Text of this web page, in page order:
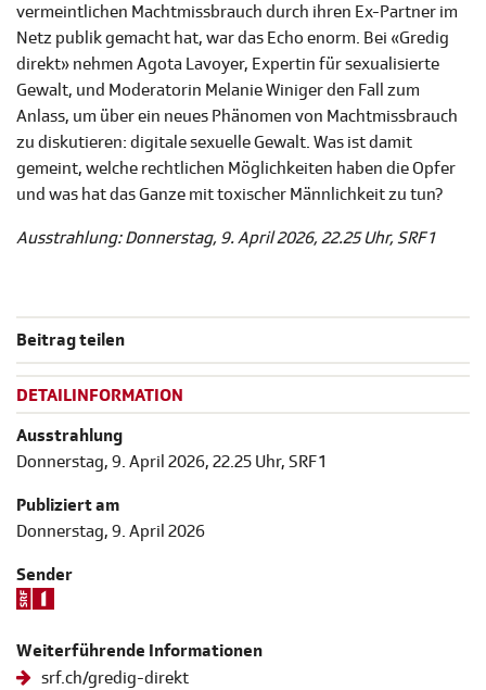
vermeintlichen Machtmissbrauch durch ihren Ex-Partner im
Netz publik gemacht hat, war das Echo enorm. Bei «Gredig
direkt» nehmen Agota Lavoyer, Expertin für sexualisierte
Gewalt, und Moderatorin Melanie Winiger den Fall zum
Anlass, um über ein neues Phänomen von Machtmissbrauch
zu diskutieren: digitale sexuelle Gewalt. Was ist damit
gemeint, welche rechtlichen Möglichkeiten haben die Opfer
und was hat das Ganze mit toxischer Männlichkeit zu tun?
Ausstrahlung: Donnerstag, 9. April 2026, 22.25 Uhr, SRF 1
Beitrag teilen
DETAILINFORMATION
Ausstrahlung
Donnerstag, 9. April 2026, 22.25 Uhr, SRF 1
Publiziert am
Donnerstag, 9. April 2026
Sender
Weiterführende Informationen
srf.ch/gredig-direkt